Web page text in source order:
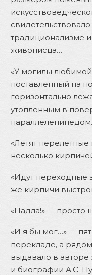
традиционализме
живописца…
«У могилы
поставленный на
горизонтально
утопленным в
«Летят
несколько
«Идут переходные
же кирпичи
«Падла!» — просто
«И я бы мог…» —
перекладе, а рядом
выдавало в авторе
и биографии А.С.